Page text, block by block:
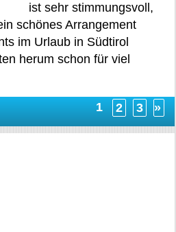
ist sehr stimmungsvoll,
schönes Arrangement
im Urlaub in Südtirol
herum schon für viel
1 2 3 »